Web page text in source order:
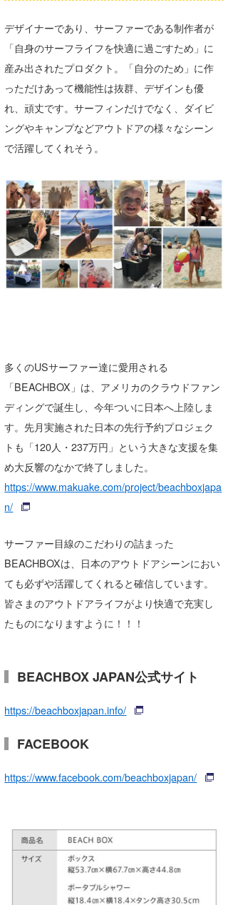
デザイナーであり、サーファーである制作者が
「自身のサーフライフを快適に過ごすため」に
産み出されたプロダクト。「自分のため」に作
っただけあって機能性は抜群、デザインも優
れ、頑丈です。サーフィンだけでなく、ダイビ
ングやキャンプなどアウトドアの様々なシーン
で活躍してくれそう。
多くのUSサーファー達に愛用される
「BEACHBOX」は、アメリカのクラウドファン
ディングで誕生し、今年ついに日本へ上陸しま
す。先月実施された日本の先行予約プロジェク
トも「120人・237万円」という大きな支援を集
め大反響のなかで終了しました。
https://www.makuake.com/project/beachboxjapa
n/
サーファー目線のこだわりの詰まった
BEACHBOXは、日本のアウトドアシーンにおい
ても必ずや活躍してくれると確信しています。
皆さまのアウトドアライフがより快適で充実し
たものになりますように！！！
BEACHBOX JAPAN公式サイト
https://beachboxjapan.info/
FACEBOOK
https://www.facebook.com/beachboxjapan/